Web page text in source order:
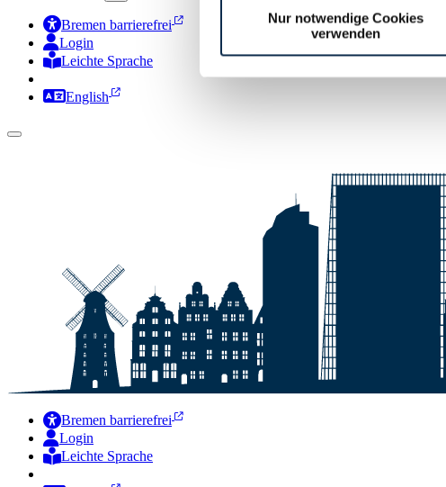
Nur notwendige Cookies
verwenden
Bremen barrierefrei
Login
Leichte Sprache
Zur Deutschen Gebärdensprache
English
Bremen barrierefrei
Login
Leichte Sprache